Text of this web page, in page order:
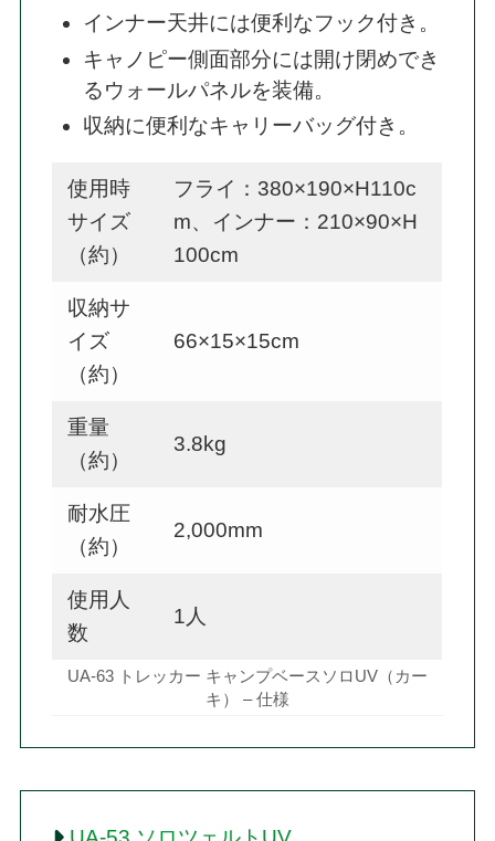
インナー天井には便利なフック付き。
キャノピー側面部分には開け閉めでき
るウォールパネルを装備。
収納に便利なキャリーバッグ付き。
使用時
サイズ
（約）
フライ：380×190×H110c
m、インナー：210×90×H
100cm
収納サ
イズ
（約）
66×15×15cm
重量
（約）
3.8kg
耐水圧
（約）
2,000mm
使用人
数
1人
UA-63 トレッカー キャンプベースソロUV（カー
キ） – 仕様